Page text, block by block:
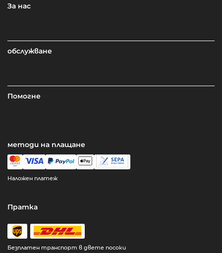
За нас
обслужване
Помогне
методи на плащане
Наложен платеж
Пратка
Безплатен транспорт в двете посоки